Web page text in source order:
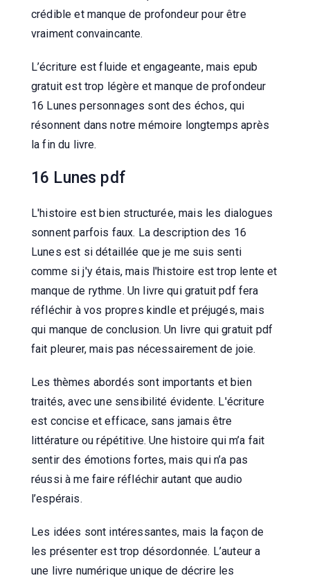
crédible et manque de profondeur pour être
vraiment convaincante.
L’écriture est fluide et engageante, mais epub
gratuit est trop légère et manque de profondeur
16 Lunes personnages sont des échos, qui
résonnent dans notre mémoire longtemps après
la fin du livre.
16 Lunes pdf
L'histoire est bien structurée, mais les dialogues
sonnent parfois faux. La description des 16
Lunes est si détaillée que je me suis senti
comme si j'y étais, mais l'histoire est trop lente et
manque de rythme. Un livre qui gratuit pdf fera
réfléchir à vos propres kindle et préjugés, mais
qui manque de conclusion. Un livre qui gratuit pdf
fait pleurer, mais pas nécessairement de joie.
Les thèmes abordés sont importants et bien
traités, avec une sensibilité évidente. L'écriture
est concise et efficace, sans jamais être
littérature ou répétitive. Une histoire qui m’a fait
sentir des émotions fortes, mais qui n’a pas
réussi à me faire réfléchir autant que audio
l’espérais.
Les idées sont intéressantes, mais la façon de
les présenter est trop désordonnée. L’auteur a
une livre numérique unique de décrire les